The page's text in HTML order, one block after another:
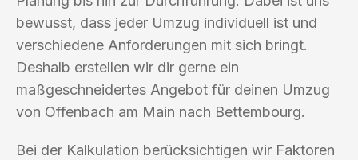
bewusst, dass jeder Umzug individuell ist und
verschiedene Anforderungen mit sich bringt.
Deshalb erstellen wir dir gerne ein
maßgeschneidertes Angebot für deinen Umzug
von Offenbach am Main nach Bettembourg.
Bei der Kalkulation berücksichtigen wir Faktoren